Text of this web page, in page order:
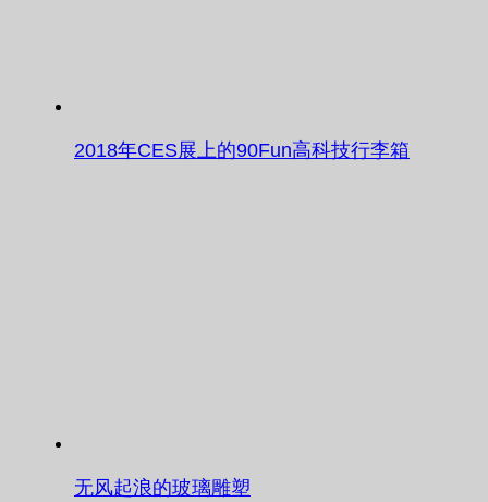
2018年CES展上的90Fun高科技行李箱
无风起浪的玻璃雕塑